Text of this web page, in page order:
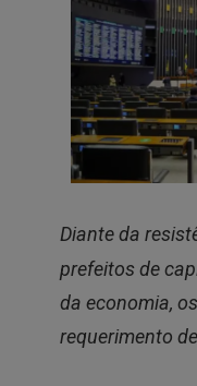
Diante da
prefeitos de
da economia,
requerimento